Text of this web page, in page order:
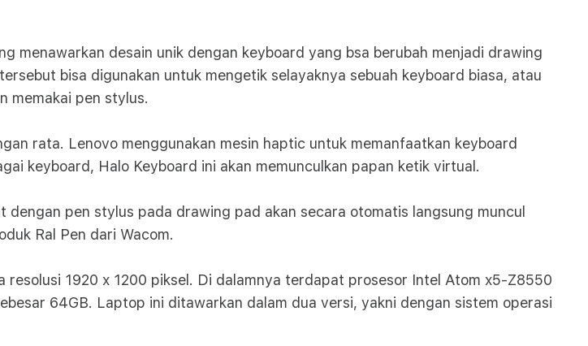
menawarkan desain unik dengan keyboard yang bsa berubah menjadi drawing
bisa digunakan untuk mengetik selayaknya sebuah keyboard biasa, atau
memakai pen stylus.
rata. Lenovo menggunakan mesin haptic untuk memanfaatkan keyboard
keyboard, Halo Keyboard ini akan memunculkan papan ketik virtual.
pen stylus pada drawing pad akan secara otomatis langsung muncul
Ral Pen dari Wacom.
resolusi 1920 x 1200 piksel. Di dalamnya terdapat prosesor Intel Atom x5-Z8550
64GB. Laptop ini ditawarkan dalam dua versi, yakni dengan sistem operasi